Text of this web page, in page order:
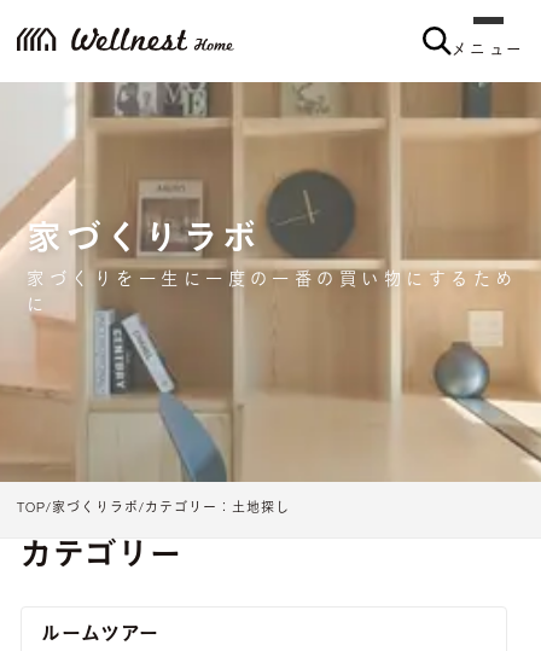
メニュー
家づくりラボ
家づくりを一生に一度の一番の買い物にするため
に
TOP 家づくりラボ カテゴリー：土地探し
カテゴリー
ルームツアー